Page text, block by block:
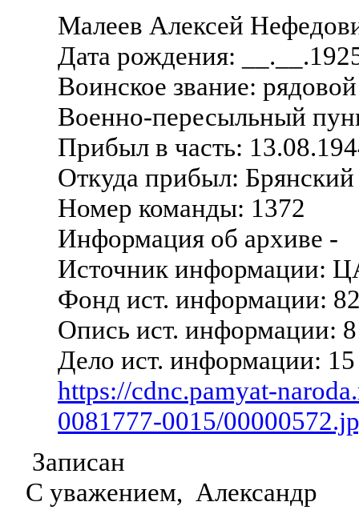
Малеев Алексей
Дата рождения:
Воинское звание: рядовой
Военно-пересыльный
Прибыл в часть:
Откуда прибыл:
Номер команды: 1372
Информация об архиве -
Источник информации:
Фонд ист. информации:
Опись ист. информации:
Дело ист. информации: 15
https://cdnc.pamyat-
0081777-0015/
Записан
С уважением, Александр